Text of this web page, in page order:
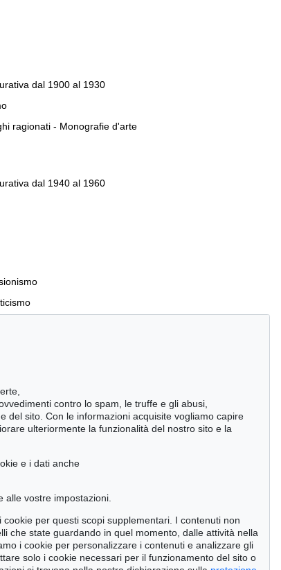
dal 1900 al 1930
ragionati - Monografie d'arte
dal 1940 al 1960
antichi
delle scienze naturali
contro lo spam, le truffe e gli abusi,
del sito. Con le informazioni acquisite vogliamo capire
ulteriormente la funzionalità del nostro sito e la
e i dati anche
alle vostre impostazioni.
per questi scopi supplementari. I contenuti non
che state guardando in quel momento, dalle attività nella
i cookie per personalizzare i contenuti e analizzare gli
solo i cookie necessari per il funzionamento del sito o